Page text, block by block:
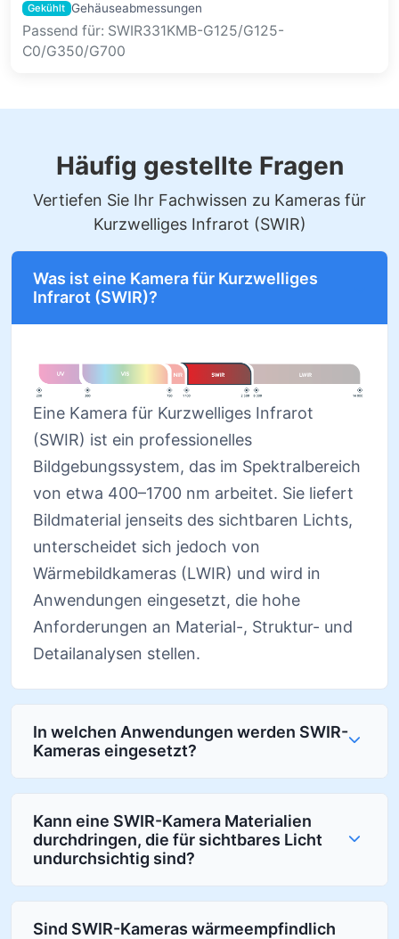
Gekühlt Gehäuseabmessungen
Passend für: SWIR331KMB-G125/G125-
C0/G350/G700
Häufig gestellte Fragen
Vertiefen Sie Ihr Fachwissen zu Kameras für
Kurzwelliges Infrarot (SWIR)
Was ist eine Kamera für Kurzwelliges
Infrarot (SWIR)?
Eine Kamera für Kurzwelliges Infrarot
(SWIR) ist ein professionelles
Bildgebungssystem, das im Spektralbereich
von etwa 400–1700 nm arbeitet. Sie liefert
Bildmaterial jenseits des sichtbaren Lichts,
unterscheidet sich jedoch von
Wärmebildkameras (LWIR) und wird in
Anwendungen eingesetzt, die hohe
Anforderungen an Material-, Struktur- und
Detailanalysen stellen.
In welchen Anwendungen werden SWIR-
Kameras eingesetzt?
Kann eine SWIR-Kamera Materialien
durchdringen, die für sichtbares Licht
undurchsichtig sind?
Sind SWIR-Kameras wärmeempfindlich